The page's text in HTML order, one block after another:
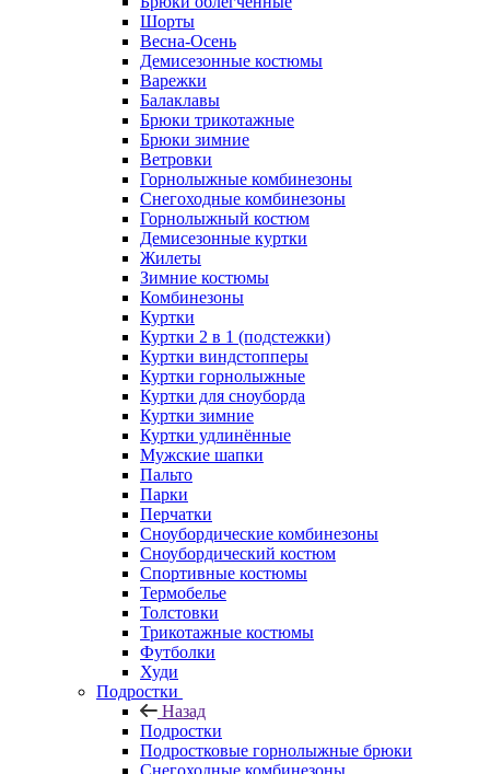
Шорты
Весна-Осень
Демисезонные костюмы
Варежки
Балаклавы
Брюки трикотажные
Брюки зимние
Ветровки
Горнолыжные комбинезоны
Снегоходные комбинезоны
Горнолыжный костюм
Демисезонные куртки
Жилеты
Зимние костюмы
Комбинезоны
Куртки
Куртки 2 в 1 (подстежки)
Куртки виндстопперы
Куртки горнолыжные
Куртки для сноуборда
Куртки зимние
Куртки удлинённые
Мужские шапки
Пальто
Парки
Перчатки
Сноубордические комбинезоны
Сноубордический костюм
Спортивные костюмы
Термобелье
Толстовки
Трикотажные костюмы
Футболки
Худи
Подростки
Назад
Подростки
Подростковые горнолыжные брюки
Снегоходные комбинезоны